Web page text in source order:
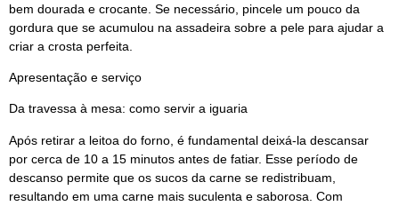
bem dourada e crocante. Se necessário, pincele um pouco da
gordura que se acumulou na assadeira sobre a pele para ajudar a
criar a crosta perfeita.
Apresentação e serviço
Da travessa à mesa: como servir a iguaria
Após retirar a leitoa do forno, é fundamental deixá-la descansar
por cerca de 10 a 15 minutos antes de fatiar. Esse período de
descanso permite que os sucos da carne se redistribuam,
resultando em uma carne mais suculenta e saborosa. Com